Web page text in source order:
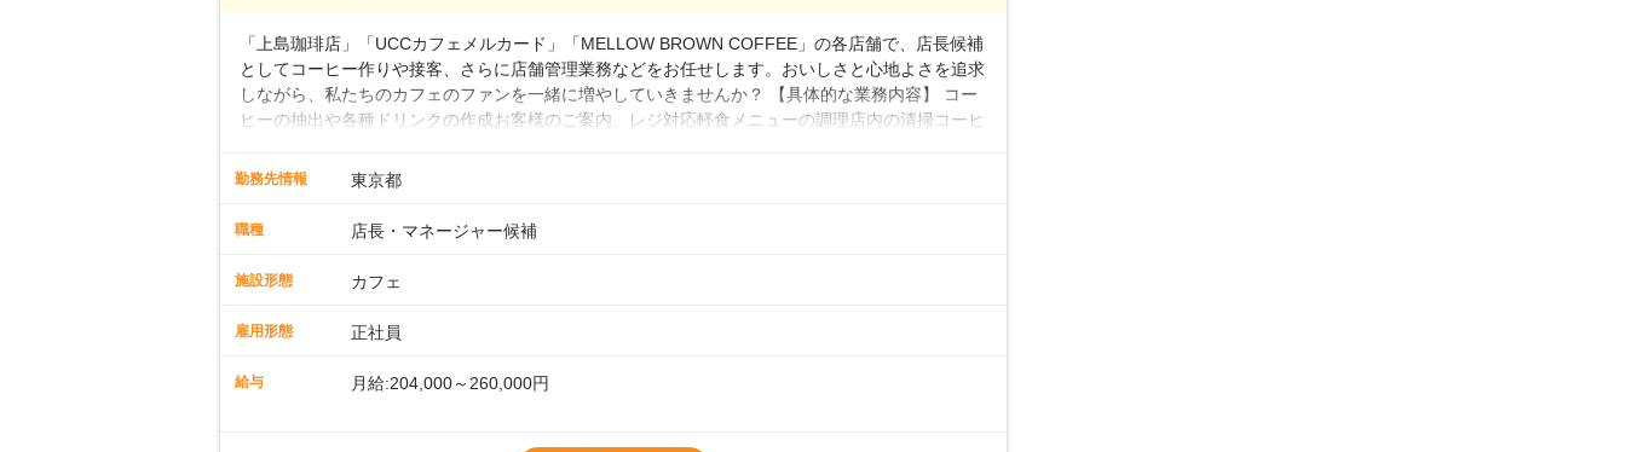
「上島珈琲店」「UCCカフェメルカード」「MELLOW BROWN COFFEE」の各店舗で、店長候補
としてコーヒー作りや接客、さらに店舗管理業務などをお任せします。おいしさと心地よさを追求
しながら、私たちのカフェのファンを一緒に増やしていきませんか？ 【具体的な業務内容】 コー
ヒーの抽出や各種ドリンクの作成お客様のご案内、レジ対応軽食メニューの調理店内の清掃コーヒ
先輩スタッフが丁寧に教えます。スタッフは20代から40代まで幅広い年齢層が活躍しており、チ
に馴染める環境です。「カフェの接客は初めて」という方も安心してスタートを♪ ■ゆくゆくは店
もお任せしていきます。「店舗のマネジメントなんて難しそう…」そんな心配は一切無用♪一つひ
ーへのステップアップもあり！長期のキャリア形成をしっかり支援します。
勤務先情報 東京都
職種 店長・マネージャー候補
施設形態 カフェ
雇用形態 正社員
給与 月給:204,000～260,000円